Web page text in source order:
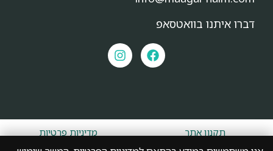
דברו איתנו בוואטסאפ
תקנון אתר
מדיניות פרטיות